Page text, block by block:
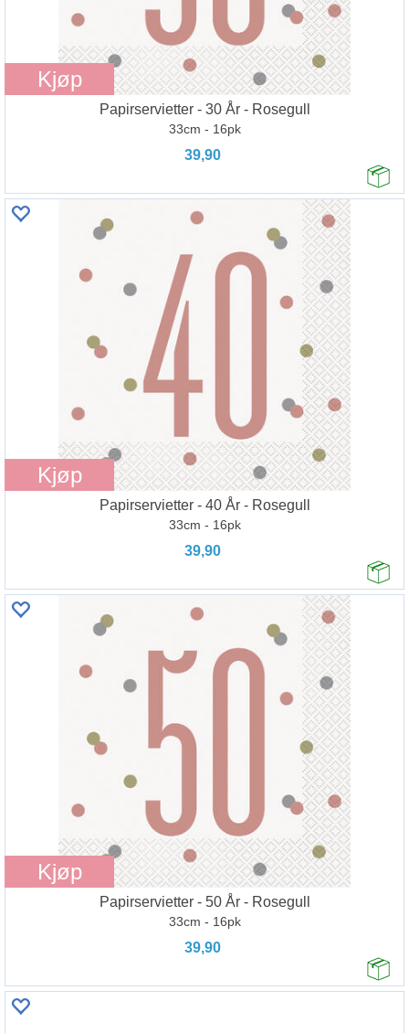
Kjøp
Papirservietter - 30 År - Rosegull
33cm - 16pk
39,90
Kjøp
Papirservietter - 40 År - Rosegull
33cm - 16pk
39,90
Kjøp
Papirservietter - 50 År - Rosegull
33cm - 16pk
39,90